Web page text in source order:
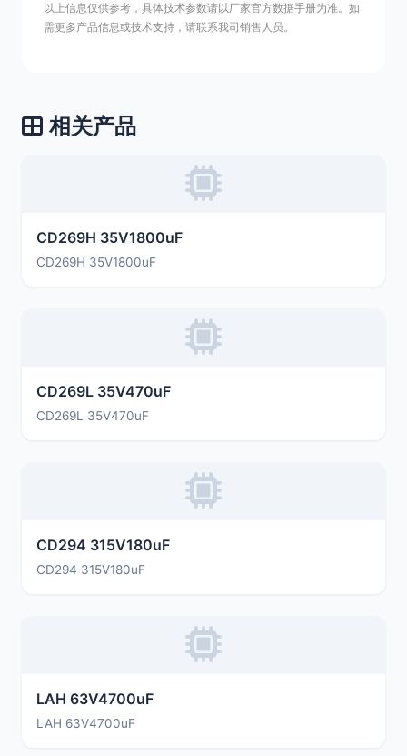
以上信息仅供参考，具体技术参数请以厂家官方数据手册为准。如
需更多产品信息或技术支持，请联系我司销售人员。
相关产品
CD269H 35V1800uF
CD269H 35V1800uF
CD269L 35V470uF
CD269L 35V470uF
CD294 315V180uF
CD294 315V180uF
LAH 63V4700uF
LAH 63V4700uF